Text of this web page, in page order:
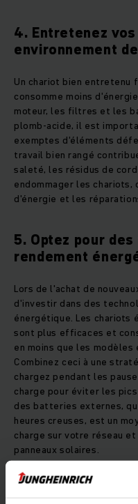
4. Entretenez
environnement
Un chariot bien
consomme moins
moteur, les filtres et les
plomb-acide, il est
exemptes d'éléments
travail bien rangé
saleté, les résidus de
endommager les chariots,
d'énergie et les
5. Optez pour
rendement
Lors de l'achat de
d'investir dans des
énergétique. Les chariots
sont plus efficaces et
en moins que les
Combinez ceci à une
chargez pendant les
charge pour éviter les
des batteries externes,
heures creuses, est un
charge sur votre réseau
panneaux solaires.